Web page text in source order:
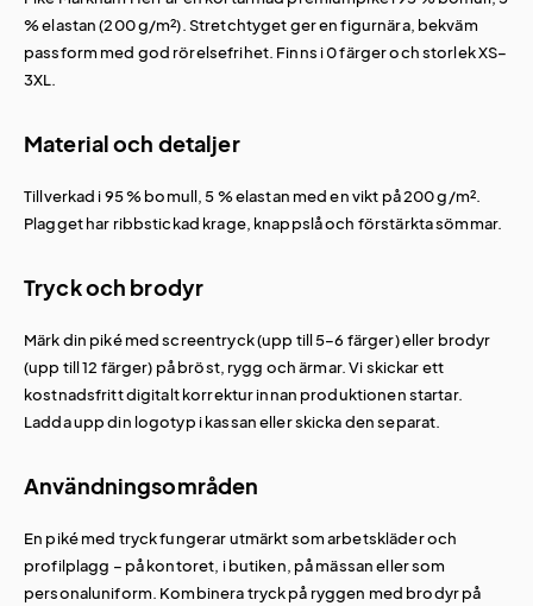
% elastan (200 g/m²). Stretchtyget ger en figurnära, bekväm
passform med god rörelsefrihet. Finns i 0 färger och storlek XS–
3XL.
Material och detaljer
Tillverkad i 95 % bomull, 5 % elastan med en vikt på 200 g/m².
Plagget har ribbstickad krage, knappslå och förstärkta sömmar.
Tryck och brodyr
Märk din piké med screentryck (upp till 5–6 färger) eller brodyr
(upp till 12 färger) på bröst, rygg och ärmar. Vi skickar ett
kostnadsfritt digitalt korrektur innan produktionen startar.
Ladda upp din logotyp i kassan eller skicka den separat.
Användningsområden
En piké med tryck fungerar utmärkt som arbetskläder och
profilplagg – på kontoret, i butiken, på mässan eller som
personaluniform. Kombinera tryck på ryggen med brodyr på